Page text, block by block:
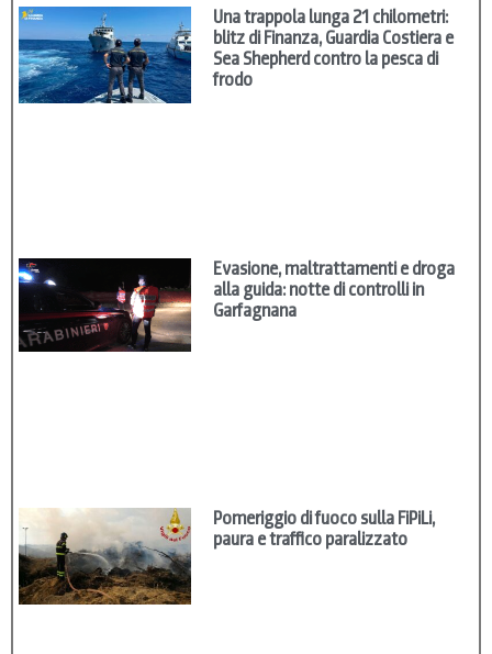
Una trappola lunga 21 chilometri:
blitz di Finanza, Guardia Costiera e
Sea Shepherd contro la pesca di
frodo
Evasione, maltrattamenti e droga
alla guida: notte di controlli in
Garfagnana
Pomeriggio di fuoco sulla FiPiLi,
paura e traffico paralizzato